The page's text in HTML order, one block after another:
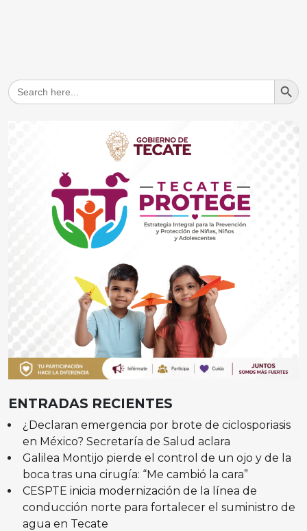
Search
for:
Search
ENTRADAS RECIENTES
¿Declaran emergencia por brote de ciclosporiasis
en México? Secretaría de Salud aclara
Galilea Montijo pierde el control de un ojo y de la
boca tras una cirugía: “Me cambió la cara”
CESPTE inicia modernización de la línea de
conducción norte para fortalecer el suministro de
agua en Tecate